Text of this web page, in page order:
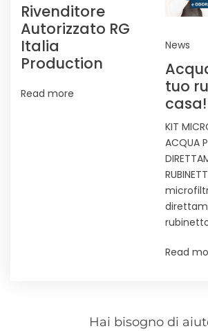
Rivenditore
Autorizzato RG
Italia
Production
Read more
News
tuo
casa!
KIT
ACQUA
Read
Hai bisogno di